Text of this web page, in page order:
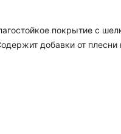
покрытие с
добавки от плесни